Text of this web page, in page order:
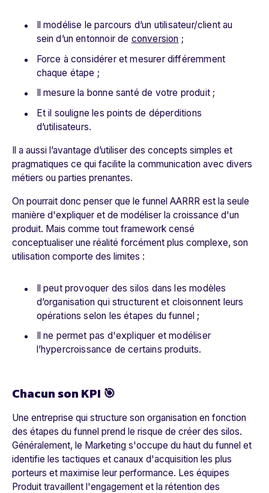
Il modélise le parcours d’un utilisateur/client au
sein d’un entonnoir de conversion ;
Force à considérer et mesurer différemment
chaque étape ;
Il mesure la bonne santé de votre produit ;
Et il souligne les points de déperditions
d’utilisateurs.
Il a aussi l’avantage d’utiliser des concepts simples et
pragmatiques ce qui facilite la communication avec divers
métiers ou parties prenantes.
On pourrait donc penser que le funnel AARRR est la seule
manière d'expliquer et de modéliser la croissance d'un
produit. Mais comme tout framework censé
conceptualiser une réalité forcément plus complexe, son
utilisation comporte des limites :
Il peut provoquer des silos dans les modèles
d’organisation qui structurent et cloisonnent leurs
opérations selon les étapes du funnel ;
Il ne permet pas d'expliquer et modéliser
l’hypercroissance de certains produits.
Chacun son KPI 🎯
Une entreprise qui structure son organisation en fonction
des étapes du funnel prend le risque de créer des silos.
Généralement, le Marketing s'occupe du haut du funnel et
identifie les tactiques et canaux d'acquisition les plus
porteurs et maximise leur performance. Les équipes
Produit travaillent l'engagement et la rétention des